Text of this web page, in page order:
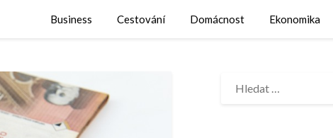
Business Cestování Domácnost Ekonomika